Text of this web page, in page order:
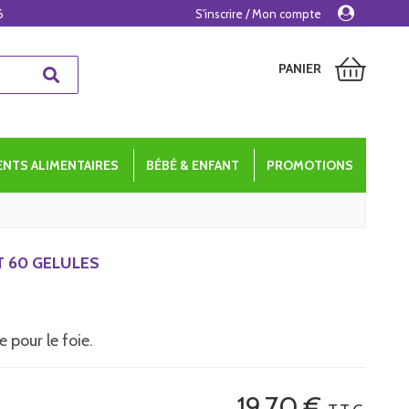
PANIER
ALIMENTAIRES BÉBÉ & ENFANT PROMOTIONS
60 GELULES
pour le foie.
S'inscrire / Mon compte